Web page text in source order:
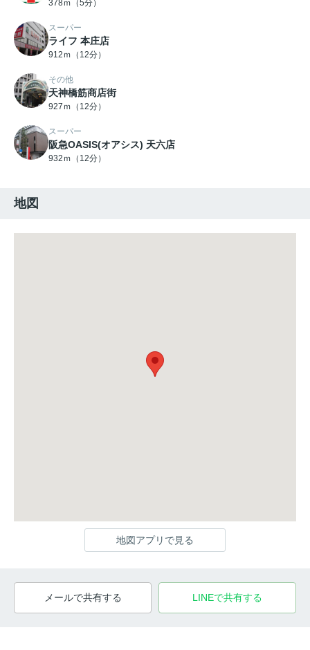
378ｍ（5分）
スーパー
ライフ 本庄店
912ｍ（12分）
その他
天神橋筋商店街
927ｍ（12分）
スーパー
阪急OASIS(オアシス) 天六店
932ｍ（12分）
地図
地図アプリで見る
メールで共有する LINEで共有する